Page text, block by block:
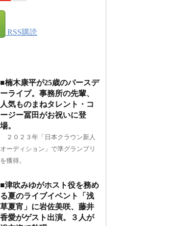
RSS購読
■楠木康平が25歳のバースデ
ーライブ。事務所の先輩、
人気ものまねタレント・コ
ージー冨田がお祝いに登
場。
２０２３年「日本クラウン新人
オーディション」で準グランプリ
を獲得。
■津吹みゆがホスト役を務め
る夏のライブイベント「浅
草夏宵」に岩佐美咲、藤井
香愛がゲスト出演。３人が